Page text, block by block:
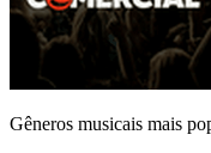
Gêneros musicais mais